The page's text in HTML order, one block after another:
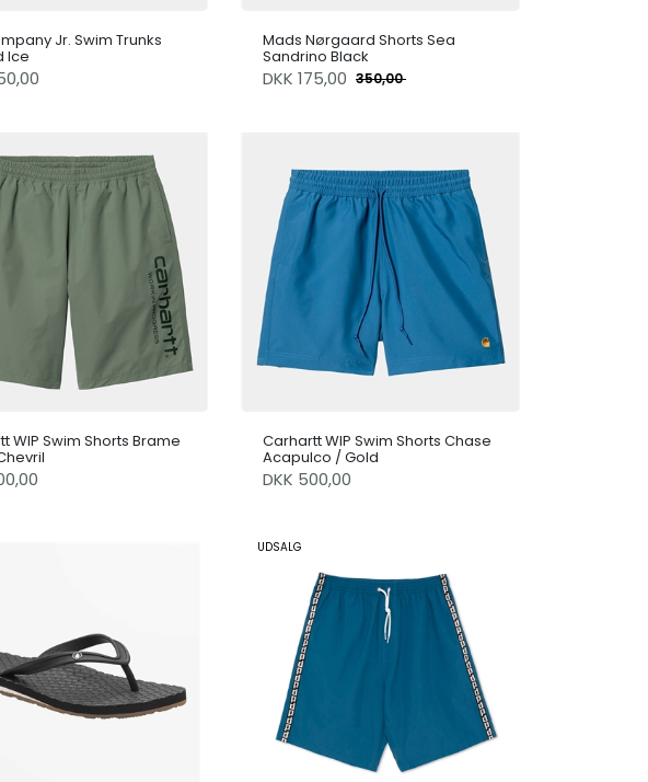
Jr. Swim Trunks
Ice
Mads Nørgaard Shorts Sea
Sandrino Black
DKK 175,00 350,00
WIP Swim Shorts Brame Carhartt WIP Swim Shorts Chase
Acapulco / Gold
DKK 500,00
UDSALG